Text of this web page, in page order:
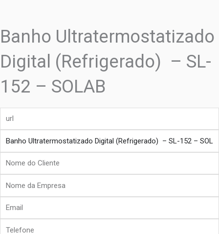
Banho Ultratermostatizado
Digital (Refrigerado) – SL-
152 – SOLAB
Nome
Cliente
Empresa
Email